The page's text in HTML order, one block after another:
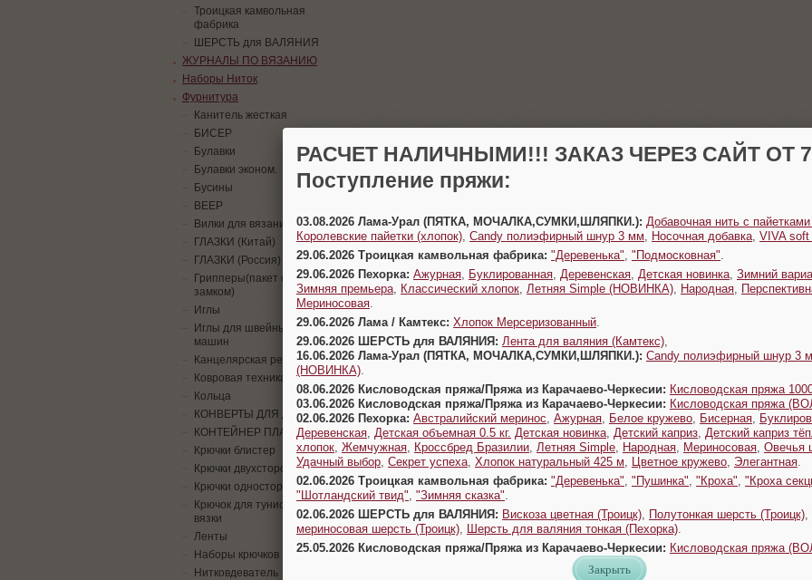
Троицкая камвольная
фабрика
ШЕРСТЬ для ВАЛЯНИЯ
ЖУРНАЛЫ ПО ВЯЗАНИЮ
Наборы Ниток
Фурнитура
Канитель жесткая
БИСЕР
Булавки
Булавки эконом.
Бусины
ВЕЕР
Вилки для вязания
ГЛАЗКИ (Китай)
ГЛАЗКИ (Россия)
Грипперы(пакет с
замком)
Иглы
Иглы для швейных
машин
Канцелярская резинка
Ковровая техника
Кольца
КОНВЕРТЫ ДЛЯ ДЕНЕГ
КОНТЕЙНЕР ПЛАСТИК
Крючки блистер
Крючки двухсторонние
Крючки односторонние
Крючок для тунисской
вязки
Ленты
Наборы крючков
Нитковдеватель
РАСЧЕТ НАЛИЧНЫМИ!!! ЗАКАЗ ЧЕРЕЗ САЙТ ОТ
Поступление пряжи:
03.08.2026 Лама-Урал (ПЯТКА, МОЧАЛКА,СУМКИ,ШЛЯПКИ.): Добавочная нить с
Королевские пайетки (хлопок) Candy полиэфирный шнур 3 мм Носочная добавка VIVA
29.06.2026 Троицкая камвольная фабрика: "Деревенька" "Подмосковная"
29.06.2026 Пехорка: Ажурная Буклированная Деревенская Детская новинка Зимний
Зимняя премьера
Классический хлопок Летняя Simple (НОВИНКА) Народная
Мериносовая
29.06.2026 Лама / Камтекс: Хлопок Мерсеризованный
29.06.2026 ШЕРСТЬ для ВАЛЯНИЯ: Лента для валяния (Камтекс)
16.06.2026 Лама-Урал (ПЯТКА, МОЧАЛКА,СУМКИ,ШЛЯПКИ.): Candy полиэфирный шнур 3
(НОВИНКА)
08.06.2026 Кисловодская пряжа/Пряжа из Карачаево-Черкесии: Кисловодская пряжа
03.06.2026 Кисловодская пряжа/Пряжа из Карачаево-Черкесии: Кисловодская пряжа
02.06.2026 Пехорка: Австралийский меринос Ажурная Белое кружево Бисерная
Деревенская Детская объемная 0.5 кг. Детская новинка Детский каприз Детский каприз
хлопок Жемчужная Кроссбред Бразилии Летняя Simple Народная Мериносовая Овечья
Удачный выбор Секрет успеха Хлопок натуральный 425 м Цветное кружево Элегантная
02.06.2026 Троицкая камвольная фабрика: "Деревенька" "Пушинка" "Кроха" "Кроха
"Шотландский твид" "Зимняя сказка"
02.06.2026 ШЕРСТЬ для ВАЛЯНИЯ: Вискоза цветная (Троицк) Полутонкая шерсть (Троицк)
мериносовая шерсть (Троицк)
Шерсть для валяния тонкая (Пехорка)
25.05.2026 Кисловодская пряжа/Пряжа из Карачаево-Черкесии: Кисловодская пряжа
Закрыть